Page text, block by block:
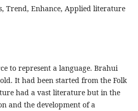
Trend, Enhance, Applied literature
to represent a language. Brahui
It had been started from the Folk
had a vast literature but in the
and the development of a